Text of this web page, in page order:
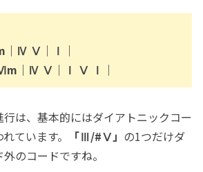
Ⅳ Ⅴ｜Ⅰ｜
｜Ⅳ Ⅴ｜Ⅰ Ⅴ Ⅰ｜
は、基本的にはダイアトニックコー
ています。
「Ⅲ/#Ⅴ」 の1つだけダ
のコードですね。